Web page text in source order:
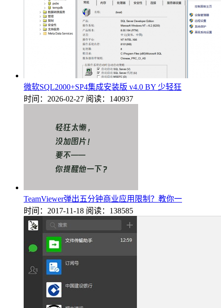
微软SQL2000+SP4集成安装版 v4.0 BY 少轻狂
时间：2026-02-27 阅读：140937
TeamViewer弹出五分钟商业应用限制？教你一
时间：2017-11-18 阅读：138585